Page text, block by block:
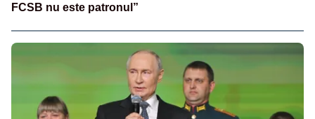
FCSB nu este patronul”